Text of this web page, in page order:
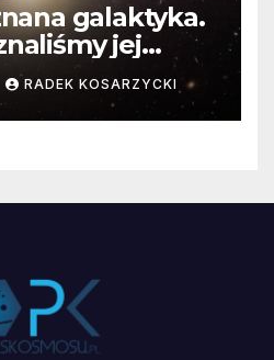
galaktyka.
jej
RADEK KOSARZYCKI